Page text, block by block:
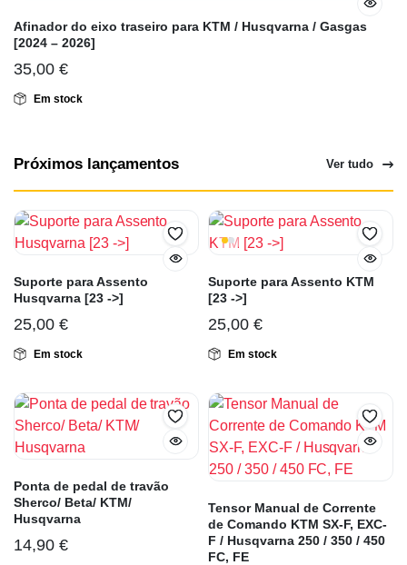
Afinador do eixo traseiro para KTM / Husqvarna / Gasgas
[2024 – 2026]
35,00 €
Em stock
Próximos lançamentos Ver tudo
Suporte para Assento
Husqvarna [23 ->]
25,00 €
Em stock
Suporte para Assento KTM
[23 ->]
25,00 €
Em stock
Ponta de pedal de travão
Sherco/ Beta/ KTM/
Husqvarna
14,90 €
Tensor Manual de Corrente
de Comando KTM SX-F, EXC-
F / Husqvarna 250 / 350 / 450
FC, FE